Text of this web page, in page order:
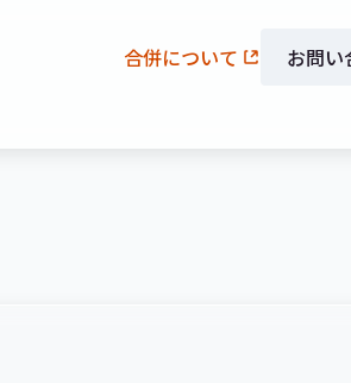
合併について お問い